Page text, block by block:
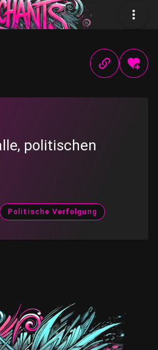
politischen
Politische Verfolgung